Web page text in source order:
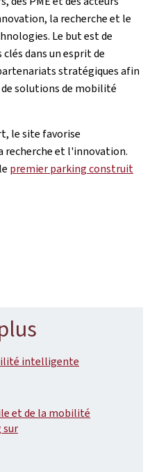
la recherche et le
Le but est de
dans un esprit de
stratégiques afin
de solutions de mobilité
le site favorise
et l'innovation.
premier parking construit
intelligente
et de la mobilité
sur